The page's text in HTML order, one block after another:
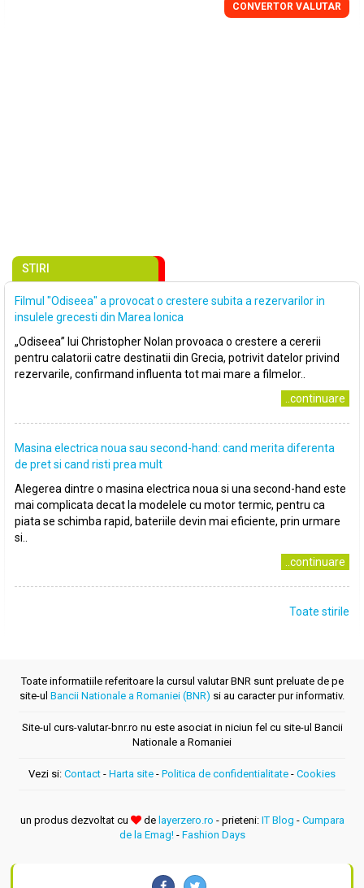
CONVERTOR VALUTAR
STIRI
Filmul "Odiseea" a provocat o crestere subita a rezervarilor in
insulele grecesti din Marea Ionica
„Odiseea” lui Christopher Nolan provoaca o crestere a cererii
pentru calatorii catre destinatii din Grecia, potrivit datelor privind
rezervarile, confirmand influenta tot mai mare a filmelor..
..continuare
Masina electrica noua sau second-hand: cand merita diferenta
de pret si cand risti prea mult
Alegerea dintre o masina electrica noua si una second-hand este
mai complicata decat la modelele cu motor termic, pentru ca
piata se schimba rapid, bateriile devin mai eficiente, prin urmare
si..
..continuare
Toate stirile
Toate informatiile referitoare la cursul valutar BNR sunt preluate de pe
site-ul Bancii Nationale a Romaniei (BNR) si au caracter pur informativ.
Site-ul curs-valutar-bnr.ro nu este asociat in niciun fel cu site-ul Bancii
Nationale a Romaniei
Vezi si: Contact - Harta site - Politica de confidentialitate - Cookies
un produs dezvoltat cu de layerzero.ro - prieteni: IT Blog - Cumpara
de la Emag!- Fashion Days